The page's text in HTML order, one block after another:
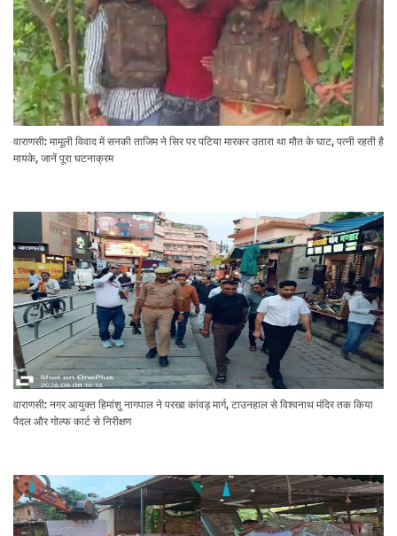
वाराणसी: मामूली विवाद में सनकी ताजिम ने सिर पर पटिया मारकर उतारा था मौत के घाट, पत्नी रहती है
मायके, जानें पूरा घटनाक्रम
वाराणसी: नगर आयुक्त हिमांशु नागपाल ने परखा कांवड़ मार्ग, टाउनहाल से विश्वनाथ मंदिर तक किया
पैदल और गोल्फ कार्ट से निरीक्षण